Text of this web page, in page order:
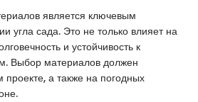
является ключевым
угла сада. Это не только влияет на
и устойчивость к
Выбор материалов должен
а также на погодных